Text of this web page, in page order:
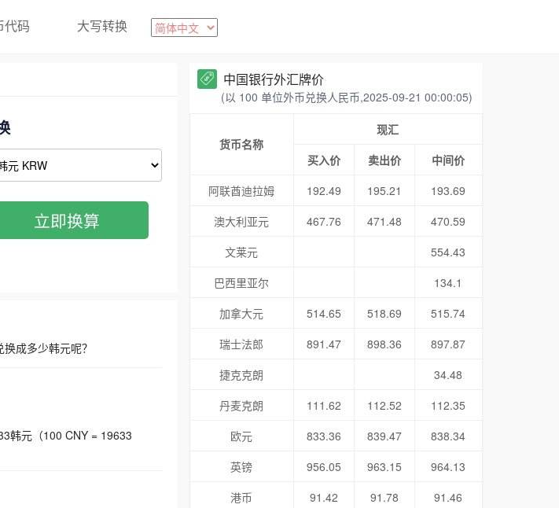
代码 大写转换
立即换算
成多少韩元呢？
韩元（100 CNY = 19633
中国银行外汇牌价
(以 100 单位外币兑换人民币,2025-09-21 00:00:05)
货币名称
现汇
买入价
卖出价
中间价
阿联酋迪拉姆
192.49 195.21
193.69
澳大利亚元
467.76 471.48
470.59
文莱元
554.43
巴西里亚尔
134.1
加拿大元
514.65 518.69
515.74
瑞士法郎
891.47 898.36
897.87
捷克克朗
34.48
丹麦克朗
111.62 112.52
112.35
欧元
833.36 839.47
838.34
英镑
956.05 963.15
964.13
港币
91.42 91.78
91.46